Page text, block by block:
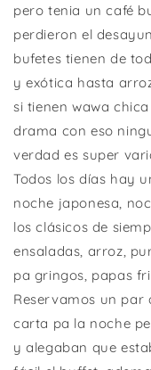
pero tenia un café
perdieron el
bufetes tienen de
y exótica hasta
si tienen wawa
drama con eso
verdad es super
Todos los días hay
noche japonesa,
los clásicos de
ensaladas, arroz,
pa gringos, papas
Reservamos un par
carta pa la noche
y alegaban que